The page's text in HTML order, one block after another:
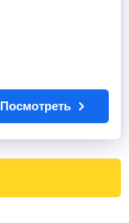
Посмотреть